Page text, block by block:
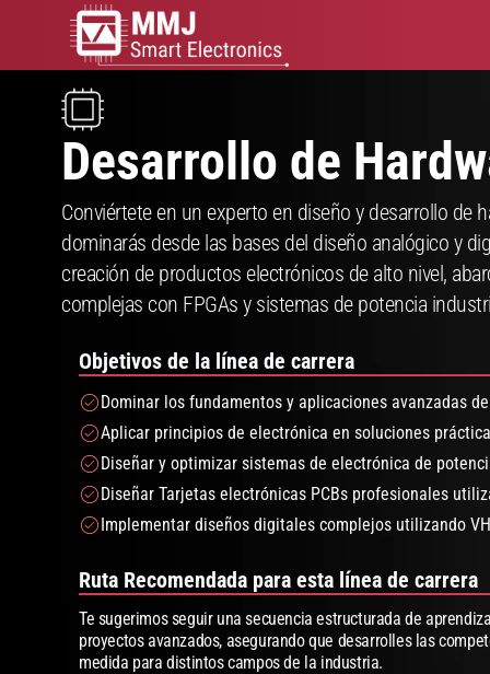
Desarrollo de
Conviértete en un experto en diseño y desarrollo de
dominarás desde las bases del diseño analógico y
creación de productos electrónicos de alto nivel,
complejas con FPGAs y sistemas de potencia
Objetivos de la línea de carrera
Dominar los fundamentos y aplicaciones avanzadas
Aplicar principios de electrónica en soluciones
Diseñar y optimizar sistemas de electrónica de
Diseñar Tarjetas electrónicas PCBs profesionales
Implementar diseños digitales complejos utilizando
Ruta Recomendada para esta línea de carrera
Te sugerimos seguir una secuencia estructurada de
proyectos avanzados, asegurando que desarrolles las
medida para distintos campos de la industria.